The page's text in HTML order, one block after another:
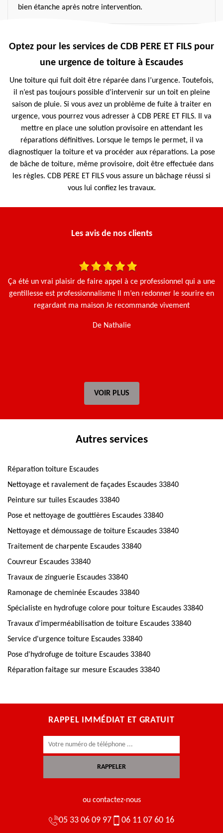
bien étanche après notre intervention.
Optez pour les services de CDB PERE ET FILS pour
une urgence de toiture à Escaudes
Une toiture qui fuit doit être réparée dans l’urgence. Toutefois,
il n’est pas toujours possible d’intervenir sur un toit en pleine
saison de pluie. Si vous avez un problème de fuite à traiter en
urgence, vous pourrez vous adresser à CDB PERE ET FILS. Il va
mettre en place une solution provisoire en attendant les
réparations définitives. Lorsque le temps le permet, il va
diagnostiquer la toiture et va procéder aux réparations. La pose
de bâche de toiture, même provisoire, doit être effectuée dans
les règles. CDB PERE ET FILS vous assure un bâchage réussi si
vous lui confiez les travaux.
Les avis de nos clients
Ça été un vrai plaisir de faire appel à ce professionnel qui a une
gentillesse est professionnalisme Il m’en redonner le sourire en
regardant ma maison Je recommande vivement
De Nathalie
VOIR PLUS
Autres services
Réparation toiture Escaudes
Nettoyage et ravalement de façades Escaudes 33840
Peinture sur tuiles Escaudes 33840
Pose et nettoyage de gouttières Escaudes 33840
Nettoyage et démoussage de toiture Escaudes 33840
Traitement de charpente Escaudes 33840
Couvreur Escaudes 33840
Travaux de zinguerie Escaudes 33840
Ramonage de cheminée Escaudes 33840
Spécialiste en hydrofuge colore pour toiture Escaudes 33840
Travaux d'imperméabilisation de toiture Escaudes 33840
Service d'urgence toiture Escaudes 33840
Pose d'hydrofuge de toiture Escaudes 33840
Réparation faitage sur mesure Escaudes 33840
RAPPEL IMMÉDIAT ET GRATUIT
ou contactez-nous
05 33 06 09 97 06 11 07 60 16